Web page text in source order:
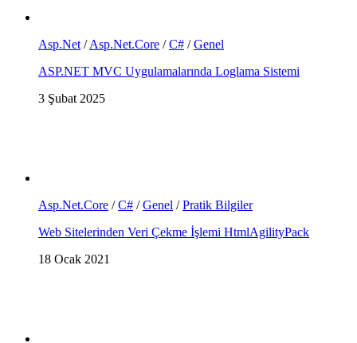
Asp.Net /Asp.Net.Core /C# /Genel
ASP.NET MVC Uygulamalarında Loglama Sistemi
3 Şubat 2025
Asp.Net.Core /C# /Genel /Pratik Bilgiler
Web Sitelerinden Veri Çekme İşlemi HtmlAgilityPack
18 Ocak 2021